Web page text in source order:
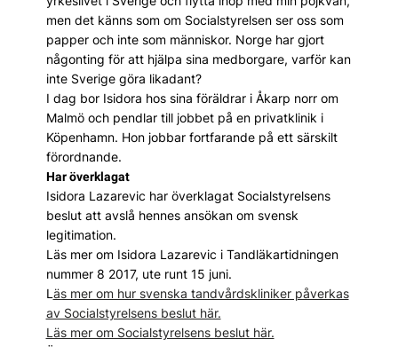
men det känns som om Socialstyrelsen ser oss som
papper och inte som människor. Norge har gjort
någonting för att hjälpa sina medborgare, varför kan
inte Sverige göra likadant?
I dag bor Isidora hos sina föräldrar i Åkarp norr om
Malmö och pendlar till jobbet på en privatklinik i
Köpenhamn. Hon jobbar fortfarande på ett särskilt
förordnande.
Har överklagat
Isidora Lazarevic har överklagat Socialstyrelsens
beslut att avslå hennes ansökan om svensk
legitimation.
Läs mer om Isidora Lazarevic i Tandläkartidningen
nummer 8 2017, ute runt 15 juni.
Läs mer om hur svenska tandvårdskliniker påverkas
av Socialstyrelsens beslut här.
Läs mer om Socialstyrelsens beslut här.